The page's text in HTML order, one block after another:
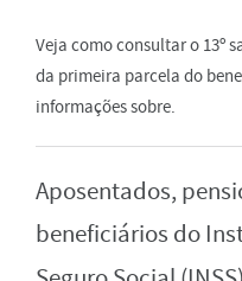
Veja como consultar o 13º
da primeira parcela do
informações sobre.
Aposentados,
beneficiários do